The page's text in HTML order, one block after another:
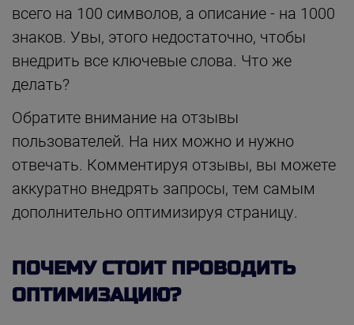
всего на 100 символов, а описание - на 1000
знаков. Увы, этого недостаточно, чтобы
внедрить все ключевые слова. Что же
делать?
Обратите внимание на отзывы
пользователей. На них можно и нужно
отвечать. Комментируя отзывы, вы можете
аккуратно внедрять запросы, тем самым
дополнительно оптимизируя страницу.
ПОЧЕМУ СТОИТ ПРОВОДИТЬ
ОПТИМИЗАЦИЮ?